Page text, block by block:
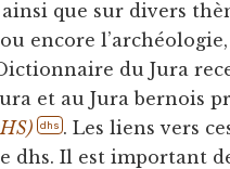
que sur divers
encore
du Jura
et au Jura bernois
dhs . Les liens vers
dhs. Il est important